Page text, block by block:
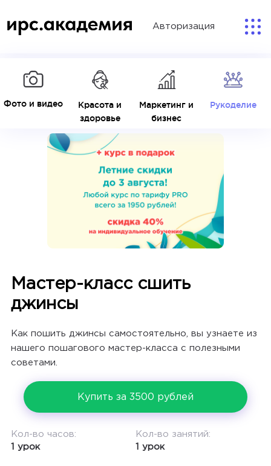
Авторизация
Фото и видео
Красота и
здоровье
Маркетинг и
бизнес
Рукоделие
Мастер-класс сшить
джинсы
Как пошить джинсы самостоятельно, вы узнаете из
нашего пошагового мастер-класса с полезными
советами.
Купить за 3500 рублей
Кол-во часов:
1 урок
Кол-во занятий:
1 урок